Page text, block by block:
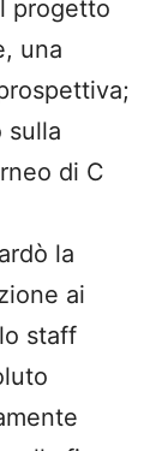
progetto
una
sulla
di C
la
ai
staff